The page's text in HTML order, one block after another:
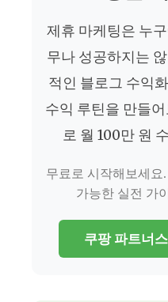
제휴 마케팅은 누
무나 성공하지는
적인 블로그 수익
수익 루틴을 만들
로 월 100만 원
무료로 시작해보세요
가능한 실전 가
쿠팡 파트너